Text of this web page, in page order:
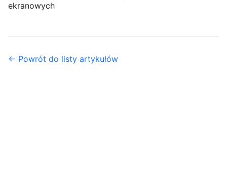
ekranowych
← Powrót do listy artykułów